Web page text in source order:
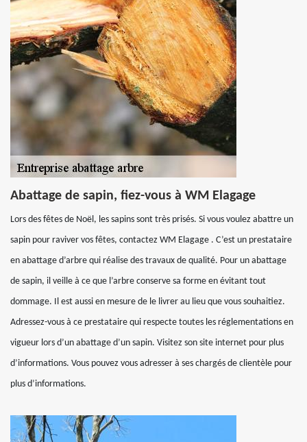
Abattage de sapin, fiez-vous à WM Elagage
Lors des fêtes de Noël, les sapins sont très prisés. Si vous voulez abattre un
sapin pour raviver vos fêtes, contactez WM Elagage . C’est un prestataire
en abattage d’arbre qui réalise des travaux de qualité. Pour un abattage
de sapin, il veille à ce que l’arbre conserve sa forme en évitant tout
dommage. Il est aussi en mesure de le livrer au lieu que vous souhaitiez.
Adressez-vous à ce prestataire qui respecte toutes les réglementations en
vigueur lors d’un abattage d’un sapin. Visitez son site internet pour plus
d’informations. Vous pouvez vous adresser à ses chargés de clientèle pour
plus d’informations.